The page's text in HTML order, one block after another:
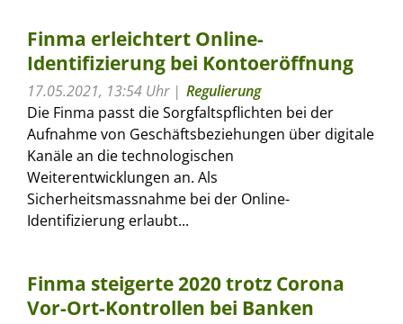
Finma erleichtert Online-
Identifizierung bei Kontoeröffnung
17.05.2021, 13:54 Uhr
Regulierung
Die Finma passt die Sorgfaltspflichten bei der
Aufnahme von Geschäftsbeziehungen über digitale
Kanäle an die technologischen
Weiterentwicklungen an. Als
Sicherheitsmassnahme bei der Online-
Identifizierung erlaubt...
Finma steigerte 2020 trotz Corona
Vor-Ort-Kontrollen bei Banken